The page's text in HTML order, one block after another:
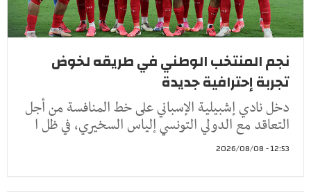
نجم المنتخب الوطني في طريقه لخوض
تجربة إحترافية جديدة
دخل نادي إشبيلية الإسباني على خط المنافسة من أجل
التعاقد مع الدولي التونسي إلياس السخيري، في ظل ا
12:53 - 2026/08/08